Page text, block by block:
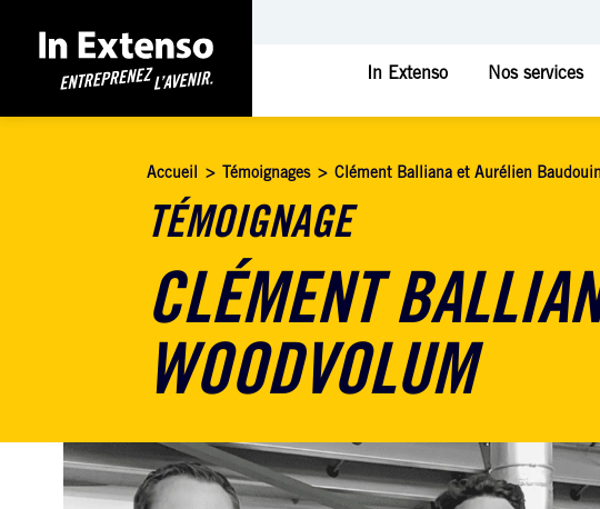
In Extenso Nos services
Accueil > Témoignages > Clément Balliana et Aurélien
TÉMOIGNAGE
CLÉMENT
WOODVOLUM